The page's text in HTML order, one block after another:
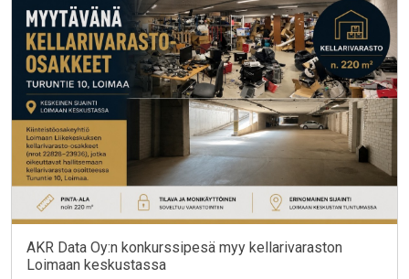
AKR Data Oy:n konkurssipesä myy kellarivaraston
Loimaan keskustassa